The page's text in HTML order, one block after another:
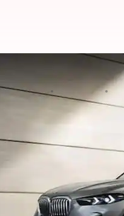
2025 X5
V Aug 28, 2025
நிறுவனம்
மாடல்
தரநிலையாக
வின் சென்னை